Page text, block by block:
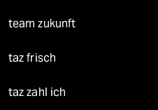
team zukunft
taz frisch
taz zahl ich